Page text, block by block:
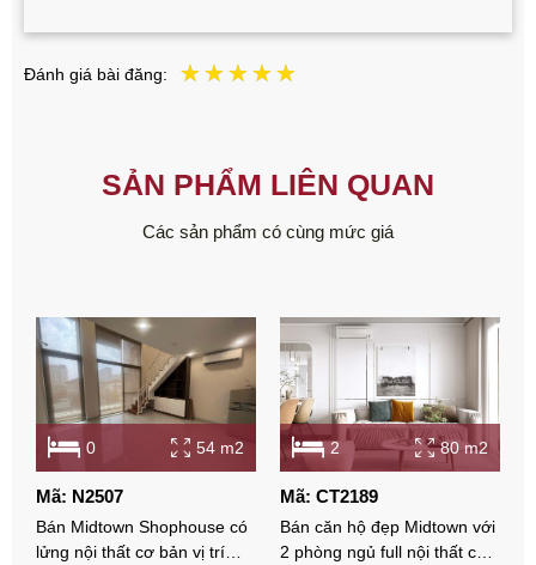
Đánh giá bài đăng:
SẢN PHẨM LIÊN QUAN
Các sản phẩm có cùng mức giá
0 54 m2
Mã: N2507
Bán Midtown Shophouse có
lửng nội thất cơ bản vị trí
2 80 m2
Mã: CT2189
Bán căn hộ đẹp Midtown với
2 phòng ngủ full nội thất cao